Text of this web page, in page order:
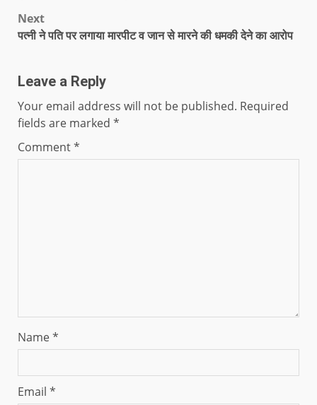
Next
पत्नी ने पति पर लगाया मारपीट व जान से मारने की धमकी देने का आरोप
Leave a Reply
Your email address will not be published. Required
fields are marked *
Comment*
Name*
Email *